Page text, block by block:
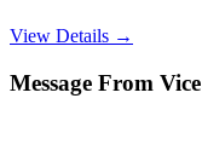
View Details →
Message From